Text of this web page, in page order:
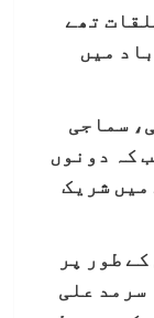
تھے
میں
سماجی
کہ دونوں
میں شریک
طور پر
سرمد علی